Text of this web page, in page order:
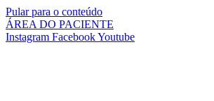
Pular para o conteúdo
ÁREA DO PACIENTE
Instagram FacebookYoutube